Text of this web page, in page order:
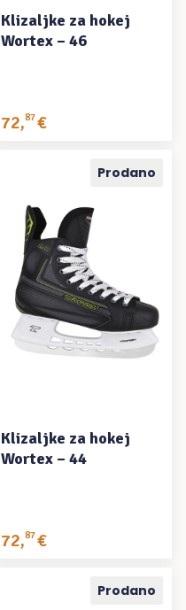
Klizaljke za hokej
Wortex – 46
72,87€
Prodano
PROČITAJ VIŠE
Klizaljke za hokej
Wortex – 44
72,87€
Prodano